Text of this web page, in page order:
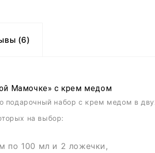
(6)
Мамочке» с крем медом
набор с крем медом в
на выбор:
по 100 мл и 2 ложечки,